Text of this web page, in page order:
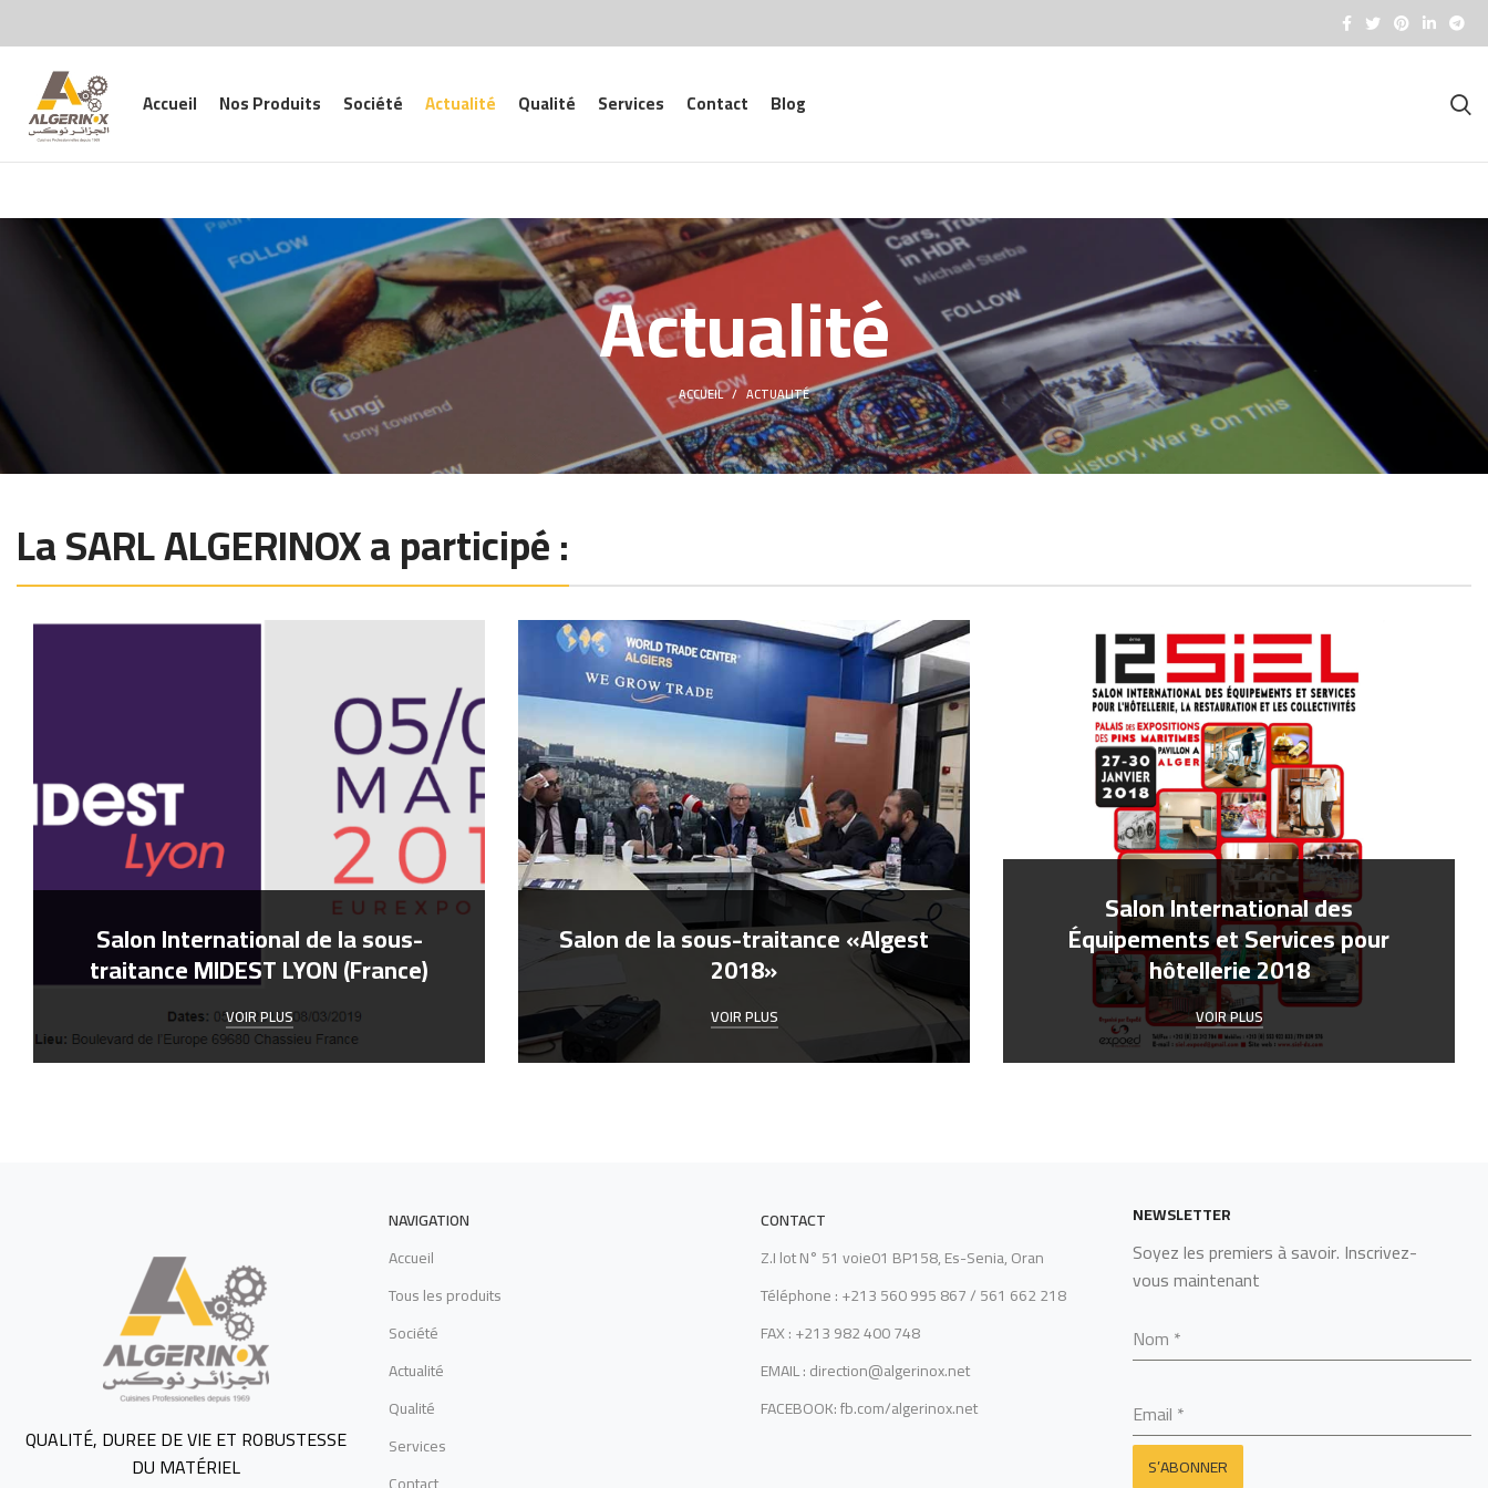
Accueil Nos Produits Société Actualité Qualité Services Contact Blog
Actualité
ACCUEIL ACTUALITÉ
La SARL ALGERINOX a participé :
Salon International de la sous-
traitance MIDEST LYON (France)
VOIR PLUS
Salon de la sous-traitance «Algest
2018»
VOIR PLUS
Salon International des
Équipements et Services pour
hôtellerie 2018
VOIR PLUS
QUALITÉ, DUREE DE VIE ET ROBUSTESSE
DU MATÉRIEL
NAVIGATION
Accueil
Tous les produits
Société
Actualité
Qualité
Services
CONTACT
Z.I lot N° 51 voie01 BP158, Es-Senia, Oran
Téléphone : +213 560 995 867 / 561 662 218
FAX : +213 982 400 748
EMAIL : direction@algerinox.net
FACEBOOK: fb.com/algerinox.net
NEWSLETTER
Soyez les premiers à savoir. Inscrivez-
vous maintenant
Nom *
Email *
S’ABONNER